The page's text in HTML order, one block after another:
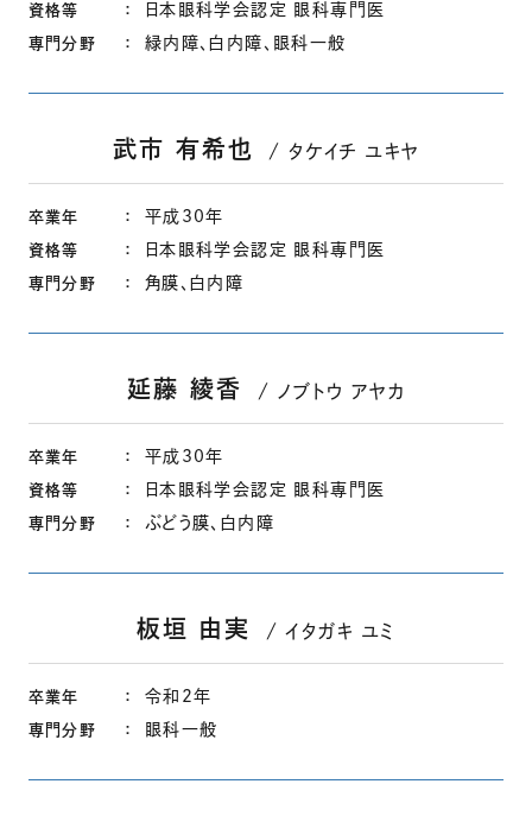
資格等 日本眼科学会認定 眼科専門医
専門分野 緑内障、白内障、眼科一般
武市 有希也 タケイチ ユキヤ
卒業年 平成30年
資格等 日本眼科学会認定 眼科専門医
専門分野 角膜、白内障
延藤 綾香 ノブトウ アヤカ
卒業年 平成30年
資格等 日本眼科学会認定 眼科専門医
専門分野 ぶどう膜、白内障
板垣 由実 イタガキ ユミ
卒業年 令和2年
専門分野 眼科一般